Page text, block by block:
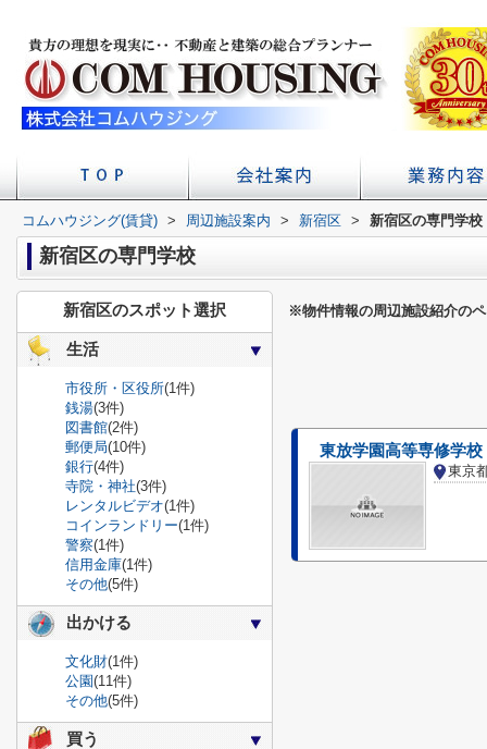
店舗へのアクセス
会社概要 初台の賃貸 不
賃貸経
学校
コムハウジング(賃貸) > 周辺施設案内 > 新宿区 > 新宿区の専門学校
新宿区の専門学校
※物件情報の周辺施設紹介の
東放学園高等専修学校
東京
新宿区のスポット選択
生活
市役所・区役所(1件)
銭湯(3件)
図書館(2件)
郵便局(10件)
銀行(4件)
寺院・神社(3件)
レンタルビデオ(1件)
コインランドリー(1件)
警察(1件)
信用金庫(1件)
その他(5件)
出かける
文化財(1件)
公園(11件)
その他(5件)
買う